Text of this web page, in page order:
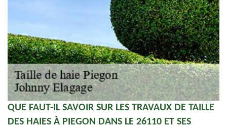
QUE FAUT-IL SAVOIR SUR LES TRAVAUX DE TAILLE
DES HAIES À PIEGON DANS LE 26110 ET SES